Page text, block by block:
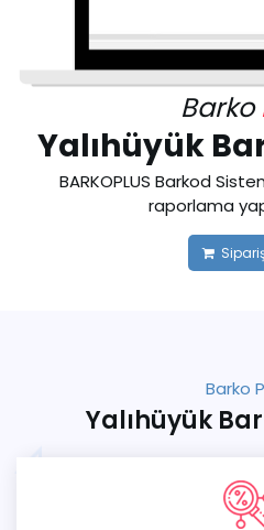
Barko
Yalıhüyük
BARKOPLUS Barkod
raporlama
Barko
Yalıhüyük